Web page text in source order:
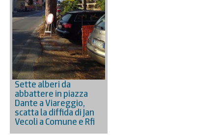
Sette alberi da
abbattere in piazza
Dante a Viareggio,
scatta la diffida di Jan
Vecoli a Comune e Rfi